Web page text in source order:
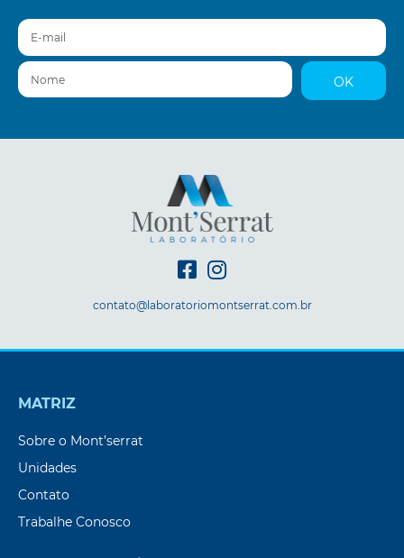
E-mail
Nome
OK
contato@laboratoriomontserrat.com.br
MATRIZ
Sobre o Mont’serrat
Unidades
Contato
Trabalhe Conosco